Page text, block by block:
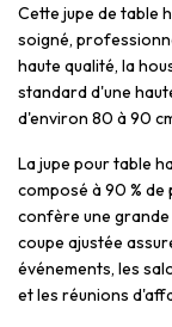
Cette jupe de table
soigné,
haute qualité, la
standard d'une
d'environ 80 à 90
La jupe pour table
composé à 90 % de
confère une
coupe ajustée
événements, les
et les réunions